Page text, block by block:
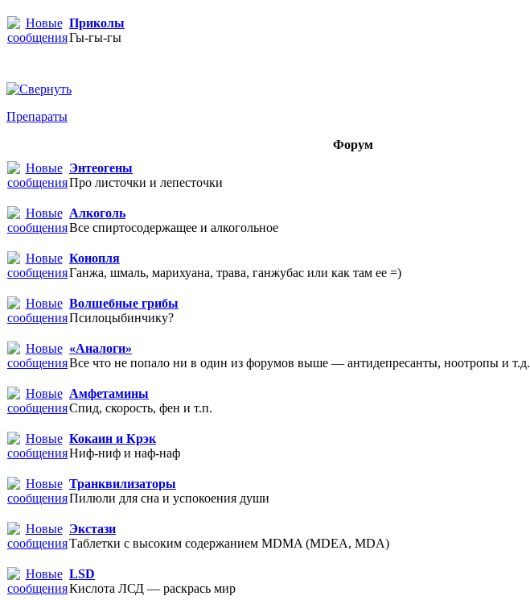
Приколы
Гы-гы-гы
Препараты
Форум
Энтеогены
Про листочки и лепесточки
Алкоголь
Все спиртосодержащее и алкогольное
Конопля
Ганжа, шмаль, марихуана, трава, ганжубас или как там ее =)
Волшебные грибы
Псилоцыбинчику?
«Аналоги»
Все что не попало ни в один из форумов выше — антидепресанты, ноотропы и т.д.
Амфетамины
Спид, скорость, фен и т.п.
Кокаин и Крэк
Ниф-ниф и наф-наф
Транквилизаторы
Пилюли для сна и успокоения души
Экстази
Таблетки с высоким содержанием MDMA (MDEA, MDA)
LSD
Кислота ЛСД — раскрась мир